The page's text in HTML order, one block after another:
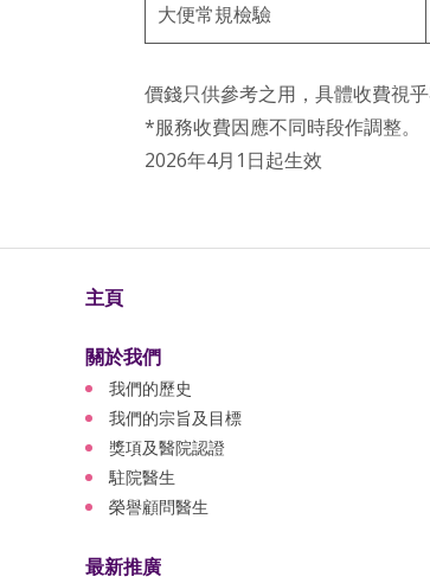
大便常規檢驗
價錢只供參考之用，具體收費視
*服務收費因應不同時段作調整。
2026年4月1日起生效
主頁
關於我們
我們的歷史
我們的宗旨及目標
獎項及醫院認證
駐院醫生
榮譽顧問醫生
最新推廣